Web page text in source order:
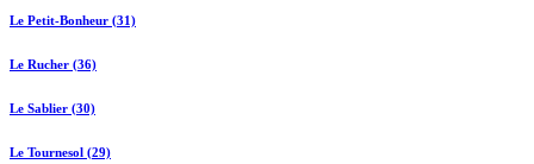
Le Petit-Bonheur (31)
Le Rucher (36)
Le Sablier (30)
Le Tournesol (29)